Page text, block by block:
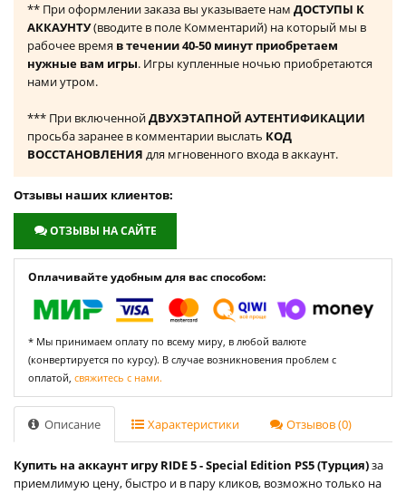
** При оформлении заказа вы указываете нам ДОСТУПЫ К
АККАУНТУ(вводите в поле Комментарий) на который мы в
рабочее время в течении 40-50 минут приобретаем
нужные вам игры. Игры купленные ночью приобретаются
нами утром.
*** При включеннойДВУХЭТАПНОЙ АУТЕНТИФИКАЦИИ
просьба заранее в комментарии выслать КОД
ВОССТАНОВЛЕНИЯ для мгновенного входа в аккаунт.
Отзывы наших клиентов:
ОТЗЫВЫ НА САЙТЕ
Оплачивайте удобным для вас способом:
* Мы принимаем оплату по всему миру, в любой валюте
(конвертируется по курсу). В случае возникновения проблем с
оплатой, свяжитесь с нами.
Описание Характеристики Отзывов (0)
Купить на аккаунт игру RIDE 5 - Special Edition PS5 (Турция)за
приемлимую цену, быстро и в пару кликов, возможно только на